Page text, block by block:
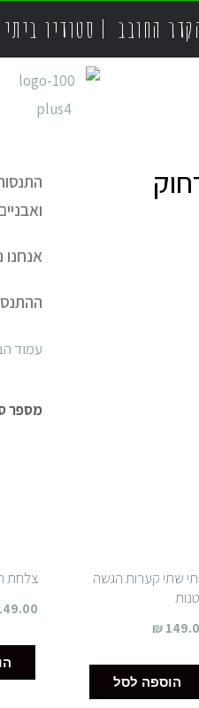
החובב | סטודיו
אנחנו
עמוד
מספר
שתי קערות הגשה
₪
הוספה לסל
צלחת